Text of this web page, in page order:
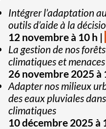
Intégrer l’adaptation
outils d’aide à la
12 novembre à 10 h |
La gestion de nos
climatiques et
26 novembre 2025 à
Adapter nos milieux
des eaux pluviales
climatiques
10 décembre 2025 à